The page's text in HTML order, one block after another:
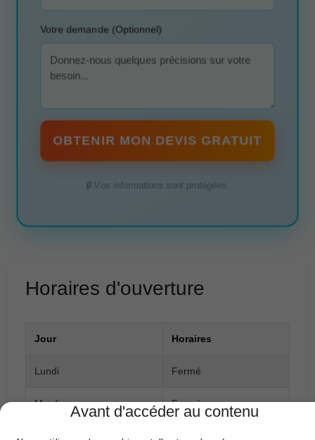
Votre demande (Optionnel)
OBTENIR MON DEVIS GRATUIT
🔒 Vos informations sont protégées.
Horaires d'ouverture
Jour Horaires
Lundi Fermé
Mardi Fermé
Avant d'accéder au contenu